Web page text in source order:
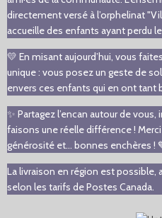
directement versé à l’orphelinat
accueille des enfants ayant perdu
💛 En misant aujourd’hui, vous
unique : vous posez un geste de
envers ces enfants qui en ont tant
✨ Partagez l’encan autour de
faisons une réelle différence !
générosité et... bonnes enchères !
La livraison en région est possible,
selon les tarifs de Postes Canada.